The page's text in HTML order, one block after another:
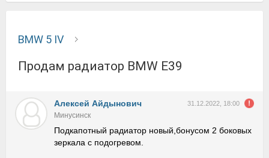
BMW 5 IV
Продам радиатор BMW E39
Алексей Айдынович 31.12.2022, 18:00
Минусинск
Подкапотный радиатор новый,бонусом 2 боковых
зеркала с подогревом.